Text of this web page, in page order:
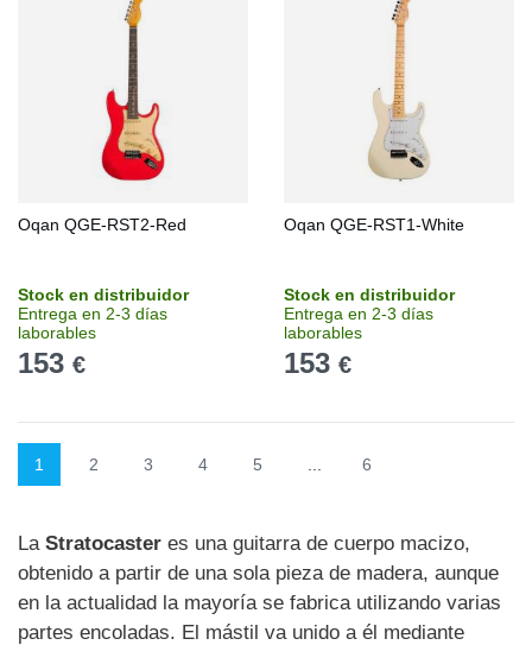
Oqan QGE-RST2-Red
Stock en distribuidor
Entrega en 2-3 días
laborables
153 €
Oqan QGE-RST1-White
Stock en distribuidor
Entrega en 2-3 días
laborables
153 €
1 2 3 4 5 6
La Stratocaster es una guitarra de cuerpo macizo,
obtenido a partir de una sola pieza de madera, aunque
en la actualidad la mayoría se fabrica utilizando varias
partes encoladas. El mástil va unido a él mediante